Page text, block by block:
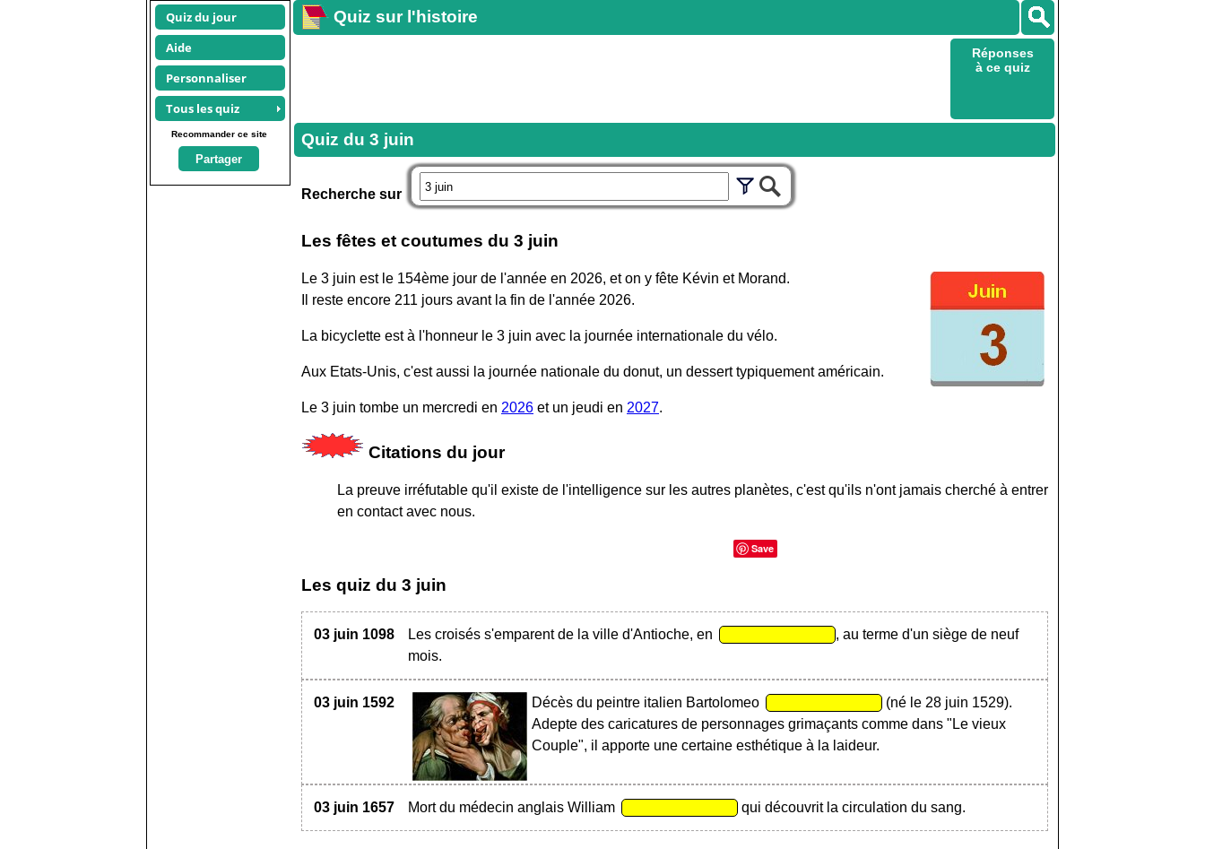
Quiz du jour
Aide
Personnaliser
Tous les quiz
Recommander ce site
Partager
Quiz sur l'histoire
Réponses
à ce quiz
Quiz du 3 juin
Recherche sur
Les fêtes et coutumes du 3 juin
Le 3 juin est le 154ème jour de l'année en 2026, et on y fête Kévin et Morand.
Il reste encore 211 jours avant la fin de l'année 2026.
La bicyclette est à l'honneur le 3 juin avec la journée internationale du vélo.
Aux Etats-Unis, c'est aussi la journée nationale du donut, un dessert typiquement américain.
Le 3 juin tombe un mercredi en 2026 et un jeudi en 2027.
Citations du jour
La preuve irréfutable qu'il existe de l'intelligence sur les autres planètes, c'est qu'ils n'ont jamais cherché à entrer
en contact avec nous.
Save
Les quiz du 3 juin
03 juin 1098 Les croisés s'emparent de la ville d'Antioche, en
, au terme d'un siège de neuf
mois.
03 juin 1592 Décès du peintre italien Bartolomeo
(né le 28 juin 1529).
Adepte des caricatures de personnages grimaçants comme dans "Le vieux
Couple", il apporte une certaine esthétique à la laideur.
03 juin 1657 Mort du médecin anglais William qui découvrit la circulation du sang.